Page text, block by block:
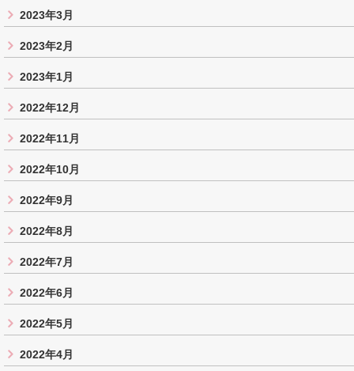
2023年3月
2023年2月
2023年1月
2022年12月
2022年11月
2022年10月
2022年9月
2022年8月
2022年7月
2022年6月
2022年5月
2022年4月